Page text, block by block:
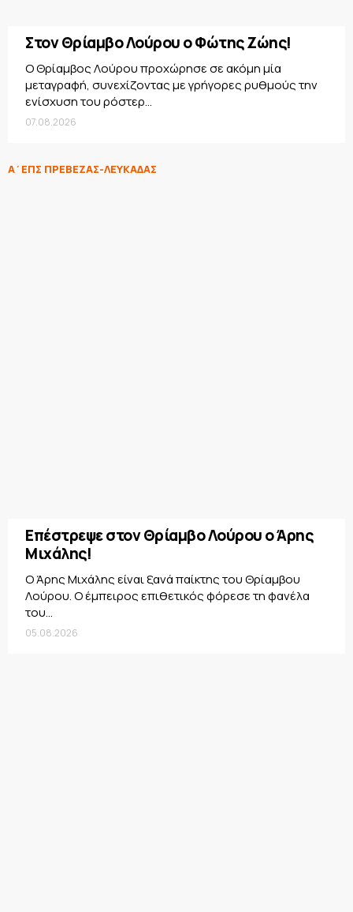
Στον Θρίαμβο Λούρου ο Φώτης Ζώης!
Ο Θρίαμβος Λούρου προχώρησε σε ακόμη μία
μεταγραφή, συνεχίζοντας με γρήγορες ρυθμούς την
ενίσχυση του ρόστερ...
07.08.2026
Α΄ΕΠΣ ΠΡΕΒΕΖΑΣ-ΛΕΥΚΑΔΑΣ
Επέστρεψε στον Θρίαμβο Λούρου ο Άρης
Μιχάλης!
Ο Άρης Μιχάλης είναι ξανά παίκτης του Θρίαμβου
Λούρου. Ο έμπειρος επιθετικός φόρεσε τη φανέλα
του...
05.08.2026